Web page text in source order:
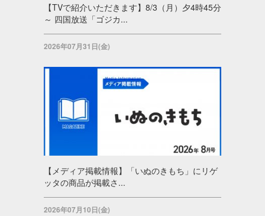
【TVで紹介いただきます】8/3（月）夕4時45分
～ 四国放送「ゴジカ...
2026年07月31日(金)
【メディア掲載情報】「いぬのきもち」にリゲ
ッタの商品が掲載さ...
2026年07月10日(金)